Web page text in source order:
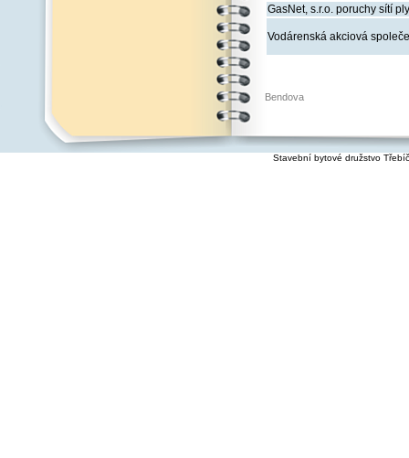
GasNet, s.r.o. poruchy sítí
Vodárenská akciová
Bendova
Stavební bytové družstvo